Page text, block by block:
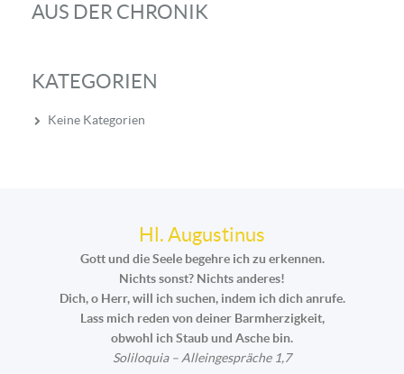
AUS DER CHRONIK
KATEGORIEN
Keine Kategorien
Hl. Augustinus
Gott und die Seele begehre ich zu erkennen.
Nichts sonst? Nichts anderes!
Dich, o Herr, will ich suchen, indem ich dich anrufe.
Lass mich reden von deiner Barmherzigkeit,
obwohl ich Staub und Asche bin.
Soliloquia – Alleingespräche 1,7